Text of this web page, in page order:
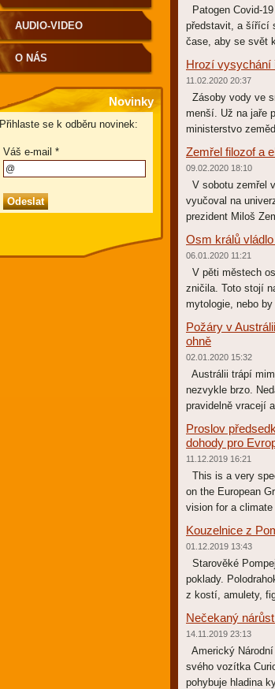
Patogen Covid-
představit, a šířící
čase, aby se svět
Hrozí vysychání
11.02.2020 20:37
Zásoby vody ve
menší. Už na jaře
ministerstvo
Zemřel filozof a
09.02.2020 18:10
V sobotu zemřel
vyučoval na
prezident Miloš
Osm králů
06.01.2020 11:21
V pěti městech
zničila. Toto stojí
mytologie, nebo
Požáry v
ohně
02.01.2020 15:32
Austrálii trápí
nezvykle brzo.
pravidelně vracejí
Proslov
dohody pro
11.12.2019 16:21
This is a very
on the European
vision for a
Kouzelnice z
01.12.2019 13:43
Starověké
poklady.
z kostí, amulety,
Nečekaný
14.11.2019 23:13
Americký
svého vozítka
pohybuje hladina
AUDIO-VIDEO
O NÁS
Novinky
Přihlaste se k odběru novinek:
Váš e-mail *